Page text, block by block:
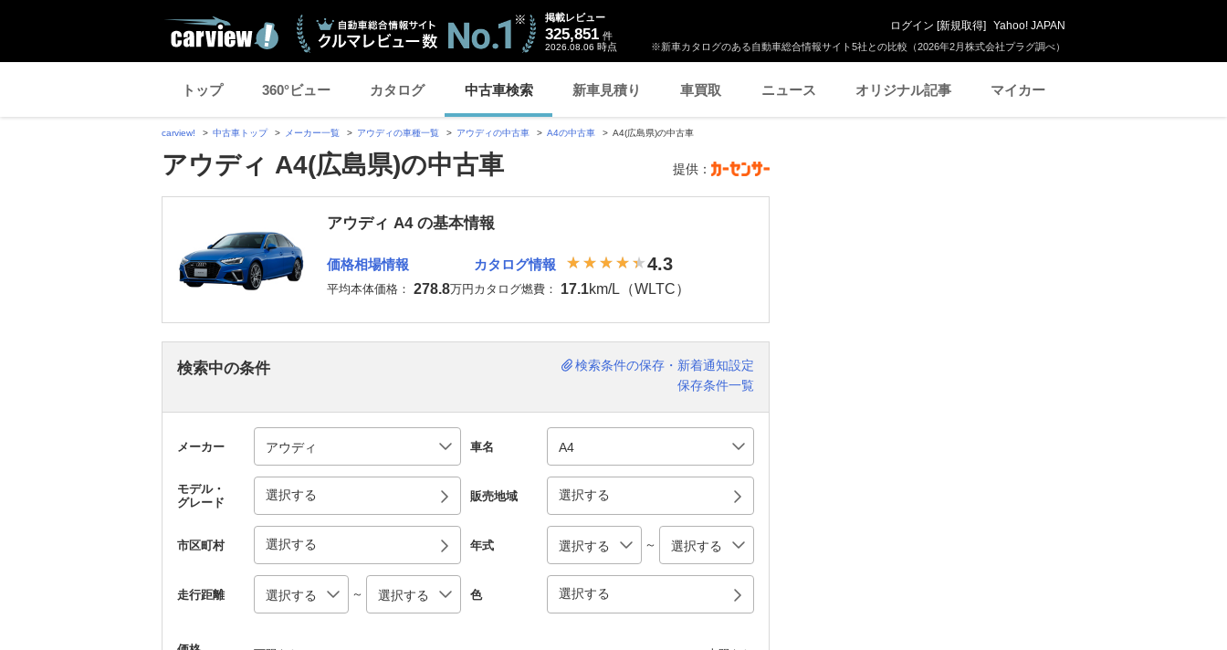
※新車カタログのある自動車総合情報サイト5社との比較（2026年2月株式会社プラグ調べ）
掲載レビュー
325,851 件
2026.08.06 時点
ログイン [新規取得] Yahoo! JAPAN
トップ 360°ビュー カタログ 中古車検索 新車見積り 車買取 ニュース オリジナル記事 マイカー
carview! 中古車トップ メーカー一覧 アウディの車種一覧 アウディの中古車 A4の中古車 A4(広島県)の中古車
アウディ A4(広島県)の中古車 提供：
アウディ A4 の基本情報
価格相場情報
平均本体価格： 278.8万円
カタログ情報 4.3
カタログ燃費： 17.1km/L（WLTC）
検索中の条件
検索条件の保存・新着通知設定
保存条件一覧
メーカー 車名
モデル・
グレード
選択する 販売地域 選択する
市区町村 選択する 年式 ～
走行距離 ～ 色 選択する